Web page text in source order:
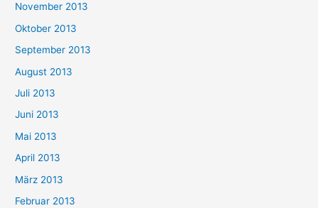
November 2013
Oktober 2013
September 2013
August 2013
Juli 2013
Juni 2013
Mai 2013
April 2013
März 2013
Februar 2013